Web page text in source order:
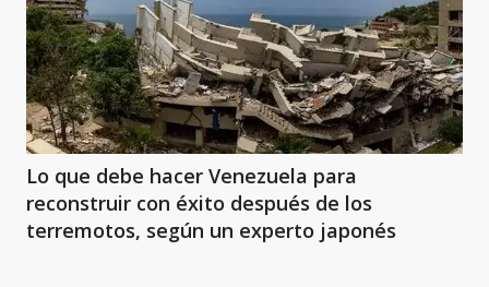
Lo que debe hacer Venezuela para
reconstruir con éxito después de los
terremotos, según un experto japonés